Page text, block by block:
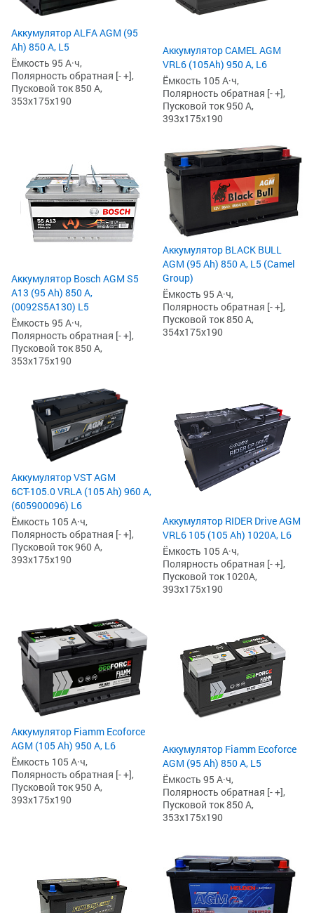
Аккумулятор ALFA AGM (95
Ah) 850 А, L5
Ёмкость 95 А·ч,
Полярность обратная [- +],
Пусковой ток 850 А,
353x175x190
Аккумулятор CAMEL AGM
VRL6 (105Ah) 950 А, L6
Ёмкость 105 А·ч,
Полярность обратная [- +],
Пусковой ток 950 А,
393x175x190
Аккумулятор Bosch AGM S5
А13 (95 Ah) 850 А,
(0092S5A130) L5
Ёмкость 95 А·ч,
Полярность обратная [- +],
Пусковой ток 850 А,
353x175x190
Аккумулятор BLACK BULL
AGM (95 Ah) 850 А, L5 (Camel
Group)
Ёмкость 95 А·ч,
Полярность обратная [- +],
Пусковой ток 850 А,
354x175x190
Аккумулятор VST AGM
6СТ-105.0 VRLA (105 Ah) 960 А,
(605900096) L6
Ёмкость 105 А·ч,
Полярность обратная [- +],
Пусковой ток 960 А,
393x175x190
Аккумулятор RIDER Drive AGM
VRL6 105 (105 Ah) 1020А, L6
Ёмкость 105 А·ч,
Полярность обратная [- +],
Пусковой ток 1020А,
393x175x190
Аккумулятор Fiamm Ecoforce
AGM (105 Ah) 950 А, L6
Ёмкость 105 А·ч,
Полярность обратная [- +],
Пусковой ток 950 А,
393x175x190
Аккумулятор Fiamm Ecoforce
AGM (95 Ah) 850 A, L5
Ёмкость 95 А·ч,
Полярность обратная [- +],
Пусковой ток 850 А,
353x175x190